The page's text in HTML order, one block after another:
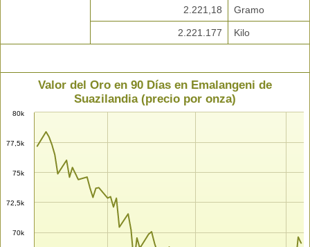
2.221,18 Gramo
2.221.177 Kilo
Valor del Oro en 90 Días en Emalangeni de
Suazilandia (precio por onza)
70k
72,5k
75k
77,5k
80k